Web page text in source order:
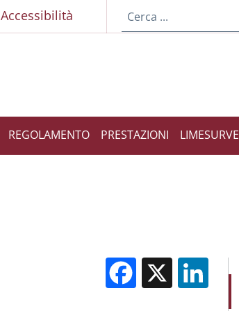
Accessibilità
REGOLAMENTO PRESTAZIONI
Facebook
X